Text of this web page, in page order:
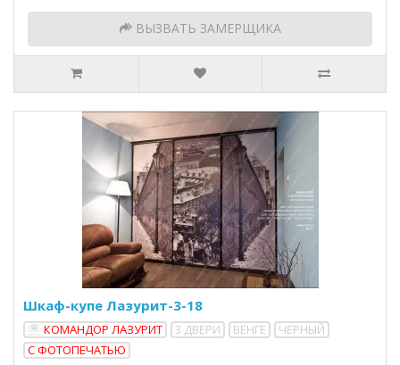
ВЫЗВАТЬ ЗАМЕРЩИКА
Шкаф-купе Лазурит-3-18
КОМАНДОР ЛАЗУРИТ 3 ДВЕРИ ВЕНГЕ
ЧЕРНЫЙ
С ФОТОПЕЧАТЬЮ